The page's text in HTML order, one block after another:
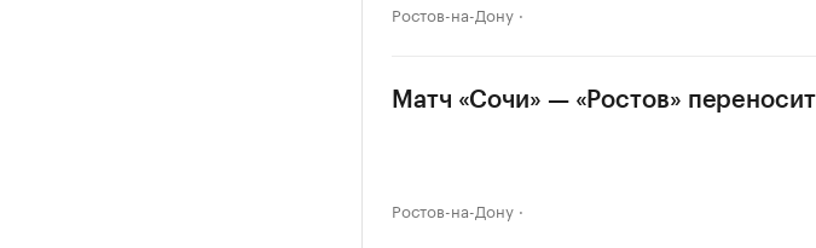
Ростов-на-Дону
Матч «Сочи» — «Ростов»
Ростов-на-Дону